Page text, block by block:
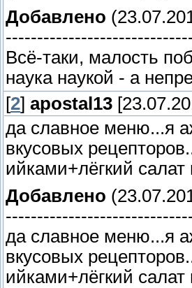
Добавлено
Всё-таки, малость
наука наукой - а
[2] apostal13
да славное меню...я
вкусовых
ийками+лёгкий салат
Добавлено
да славное меню...я
вкусовых
ийками+лёгкий салат